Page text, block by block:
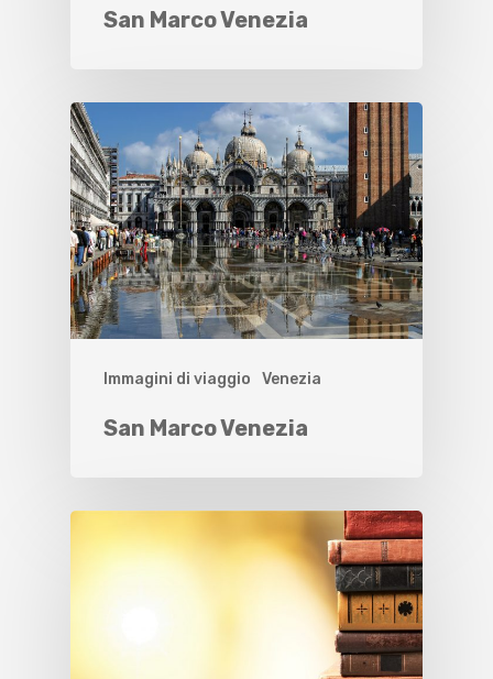
San Marco Venezia
Immagini di viaggio Venezia
San Marco Venezia